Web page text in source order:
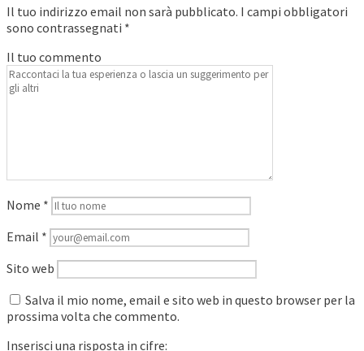
Il tuo indirizzo email non sarà pubblicato. I campi obbligatori
sono contrassegnati *
Il tuo commento
Nome *
Email *
Sito web
Salva il mio nome, email e sito web in questo browser per la
prossima volta che commento.
Inserisci una risposta in cifre: